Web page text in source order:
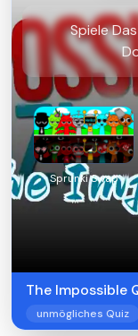
Spiele
Sprunki Swap
The Impossible
unmögliches Quiz